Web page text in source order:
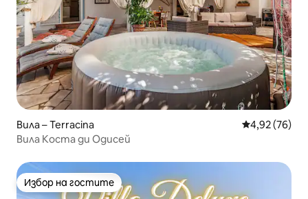
Вила – Terracina Средна
4,92 (76)
Вила Коста ди Одисей
Избор на гостите
Избор на гостите